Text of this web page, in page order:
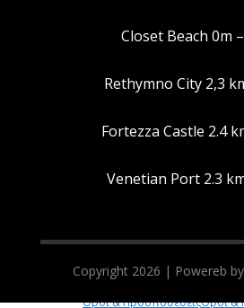
store and/or access device information.
technologies will allow us to process data
adversely affect certain features and
Accept
Όροι & ΠροϋποθέσειςΌροι &
Closet Beach 0m
Rethymno City 2,3
Fortezza Castle 2.4
Venetian Port 2.3
Copyright 2026 | Powereb by